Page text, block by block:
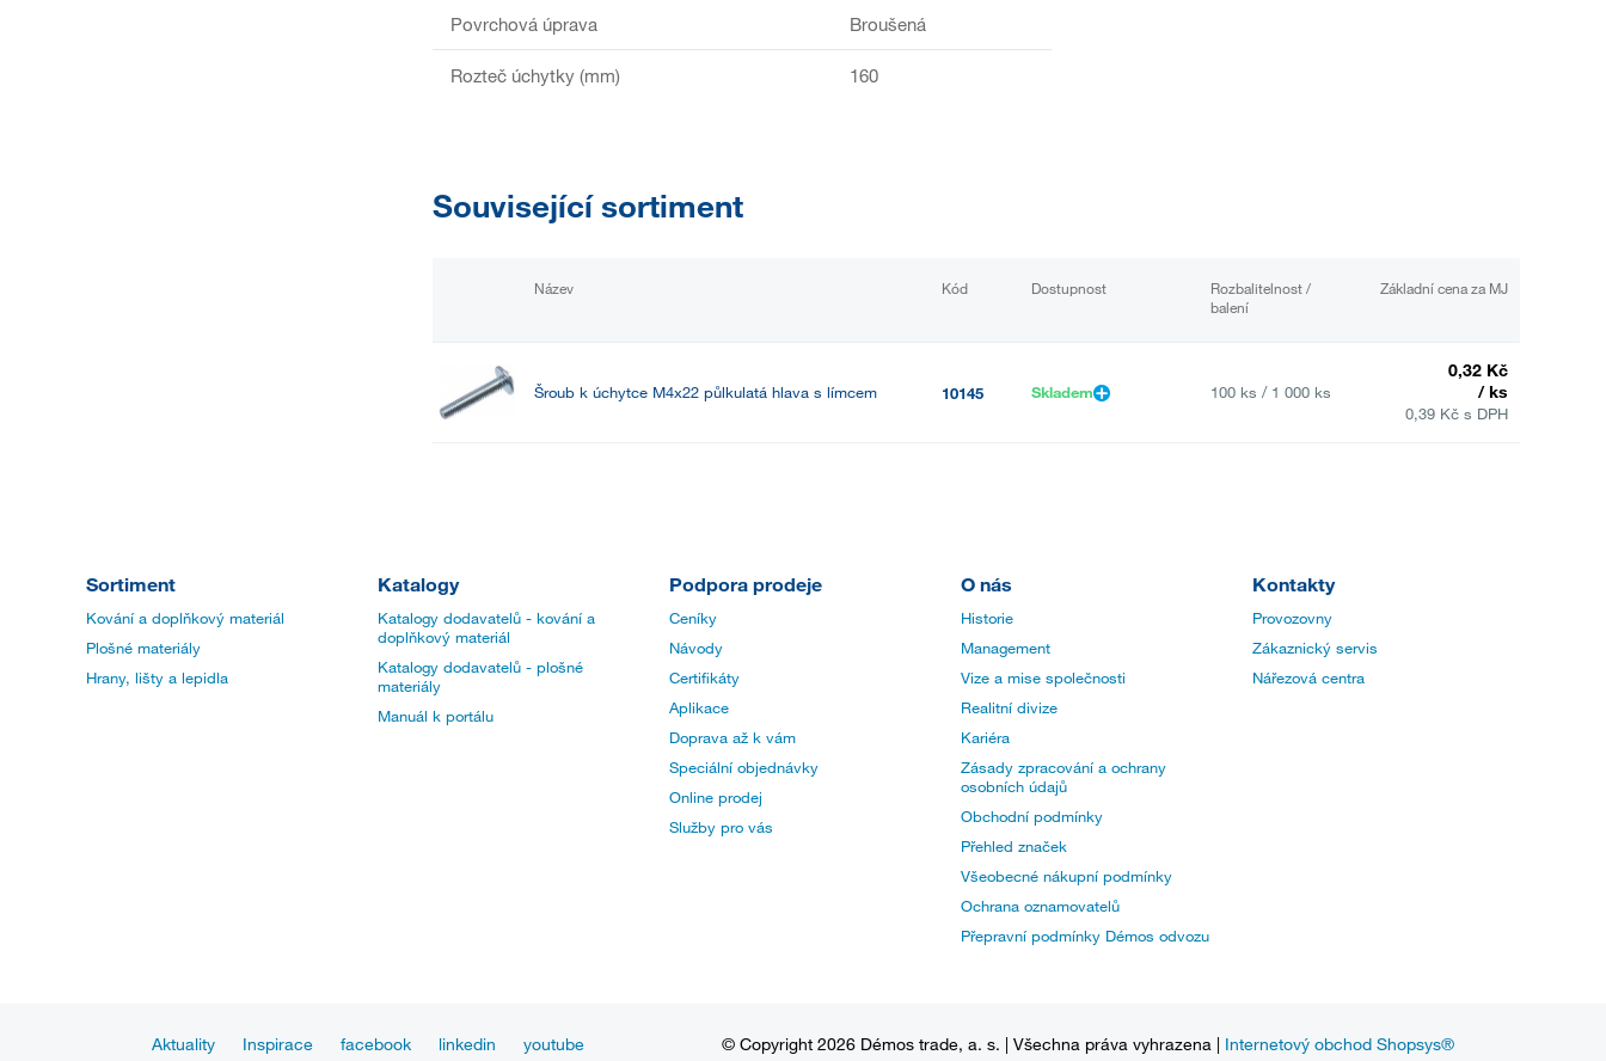
Povrchová úprava Broušená
Rozteč úchytky (mm) 160
Související sortiment
Název Kód Dostupnost
Rozbalitelnost /
balení
Základní cena za MJ
Šroub k úchytce M4x22 půlkulatá hlava s límcem 10145 Skladem 100 ks / 1 000 ks
0,32 Kč
/ ks
0,39 Kč s DPH
Sortiment
Kování a doplňkový materiál
Plošné materiály
Hrany, lišty a lepidla
Katalogy
Katalogy dodavatelů - kování a
doplňkový materiál
Katalogy dodavatelů - plošné
materiály
Manuál k portálu
Podpora prodeje
Ceníky
Návody
Certifikáty
Aplikace
Doprava až k vám
Speciální objednávky
Online prodej
Služby pro vás
O nás
Historie
Management
Vize a mise společnosti
Realitní divize
Kariéra
Zásady zpracování a ochrany
osobních údajů
Obchodní podmínky
Přehled značek
Všeobecné nákupní podmínky
Ochrana oznamovatelů
Přepravní podmínky Démos odvozu
Kontakty
Provozovny
Zákaznický servis
Nářezová centra
Aktuality Inspirace facebook linkedin youtube © Copyright 2026 Démos trade, a. s. | Všechna práva vyhrazena | Internetový obchod Shopsys®